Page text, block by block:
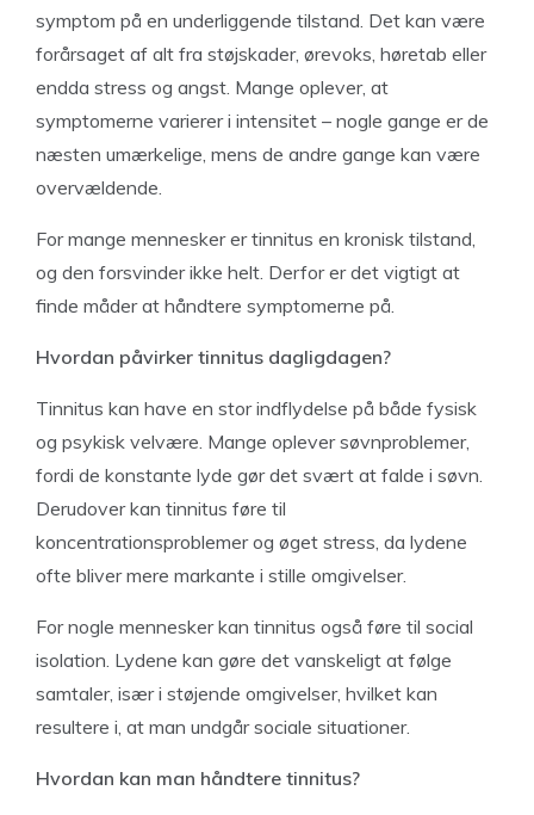
symptom på en underliggende tilstand. Det kan være
forårsaget af alt fra støjskader, ørevoks, høretab eller
endda stress og angst. Mange oplever, at
symptomerne varierer i intensitet – nogle gange er de
næsten umærkelige, mens de andre gange kan være
overvældende.
For mange mennesker er tinnitus en kronisk tilstand,
og den forsvinder ikke helt. Derfor er det vigtigt at
finde måder at håndtere symptomerne på.
Hvordan påvirker tinnitus dagligdagen?
Tinnitus kan have en stor indflydelse på både fysisk
og psykisk velvære. Mange oplever søvnproblemer,
fordi de konstante lyde gør det svært at falde i søvn.
Derudover kan tinnitus føre til
koncentrationsproblemer og øget stress, da lydene
ofte bliver mere markante i stille omgivelser.
For nogle mennesker kan tinnitus også føre til social
isolation. Lydene kan gøre det vanskeligt at følge
samtaler, især i støjende omgivelser, hvilket kan
resultere i, at man undgår sociale situationer.
Hvordan kan man håndtere tinnitus?